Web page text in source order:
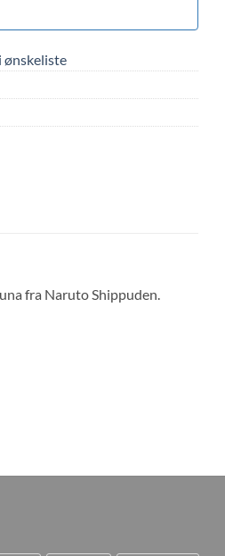
ønskeliste
fra Naruto Shippuden.